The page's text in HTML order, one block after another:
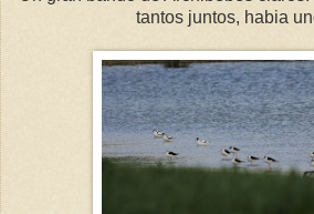
tantos juntos, habia